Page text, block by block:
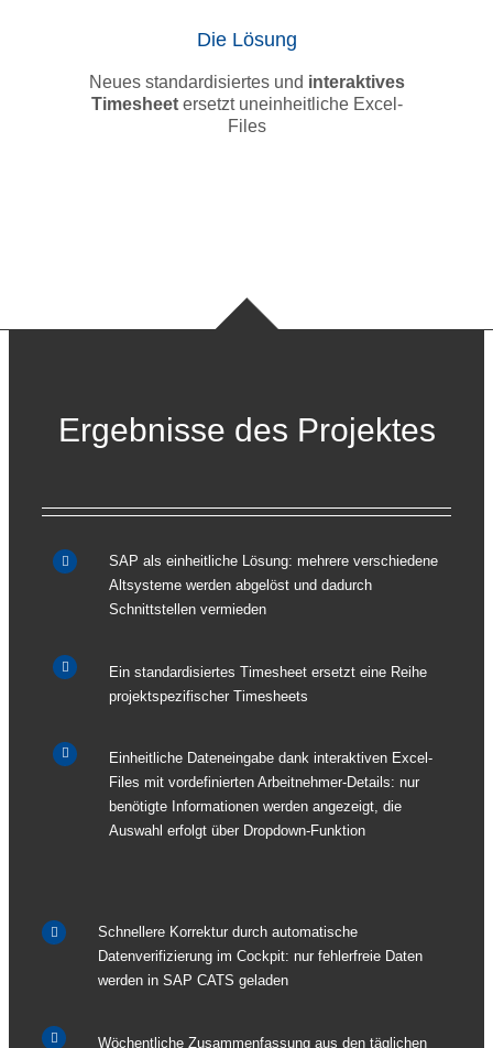
Die Lösung
Neues standardisiertes und interaktives
Timesheetersetzt uneinheitliche Excel-
Files
Ergebnisse des Projektes
SAP als einheitliche Lösung: mehrere verschiedene
Altsysteme werden abgelöst und dadurch
Schnittstellen vermieden
Ein standardisiertes Timesheet ersetzt eine Reihe
projektspezifischer Timesheets
Einheitliche Dateneingabe dank interaktiven Excel-
Files mit vordefinierten Arbeitnehmer-Details: nur
benötigte Informationen werden angezeigt, die
Auswahl erfolgt über Dropdown-Funktion
Schnellere Korrektur durch automatische
Datenverifizierung im Cockpit: nur fehlerfreie Daten
werden in SAP CATS geladen
Wöchentliche Zusammenfassung aus den täglichen